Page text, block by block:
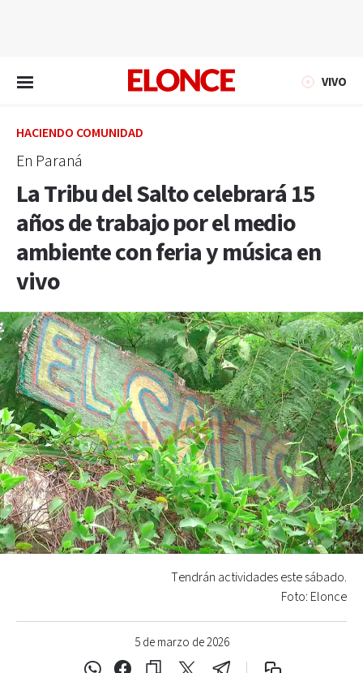
VIVO
HACIENDO COMUNIDAD
En Paraná
La Tribu del Salto celebrará 15
años de trabajo por el medio
ambiente con feria y música en
vivo
5 de marzo de 2026
Tendrán actividades este sábado.
Foto: Elonce